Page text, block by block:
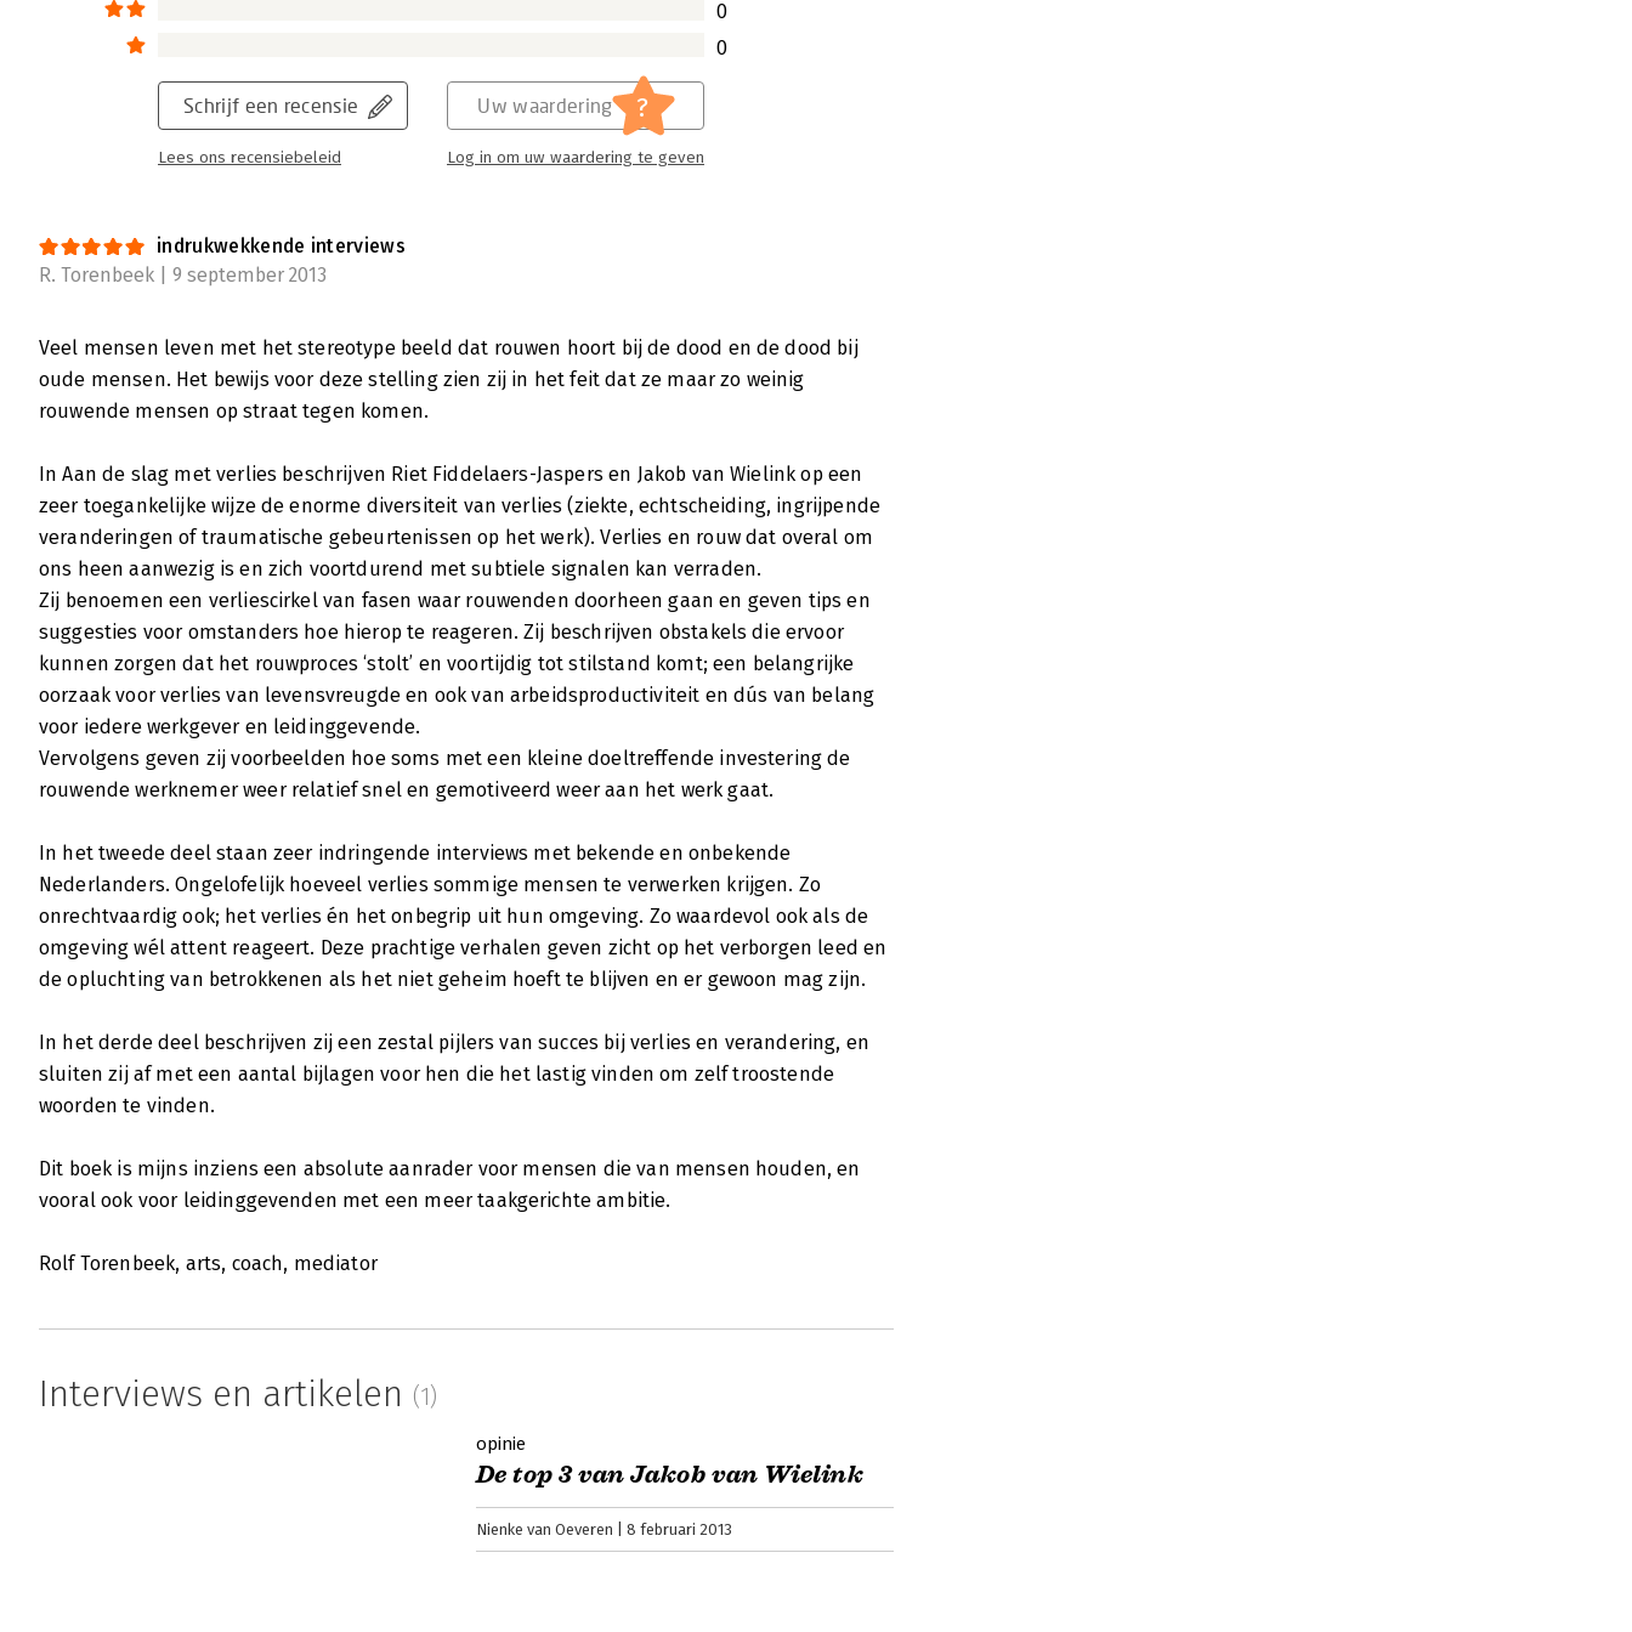
0
0
Schrijf een recensie
Lees ons recensiebeleid
Uw waardering ?
Log in om uw waardering te geven
indrukwekkende interviews
R. Torenbeek | 9 september 2013
Veel mensen leven met het stereotype beeld dat rouwen hoort bij de dood en de dood bij
oude mensen. Het bewijs voor deze stelling zien zij in het feit dat ze maar zo weinig
rouwende mensen op straat tegen komen.
In Aan de slag met verlies beschrijven Riet Fiddelaers-Jaspers en Jakob van Wielink op een
zeer toegankelijke wijze de enorme diversiteit van verlies (ziekte, echtscheiding, ingrijpende
veranderingen of traumatische gebeurtenissen op het werk). Verlies en rouw dat overal om
ons heen aanwezig is en zich voortdurend met subtiele signalen kan verraden.
Zij benoemen een verliescirkel van fasen waar rouwenden doorheen gaan en geven tips en
suggesties voor omstanders hoe hierop te reageren. Zij beschrijven obstakels die ervoor
kunnen zorgen dat het rouwproces ‘stolt’ en voortijdig tot stilstand komt; een belangrijke
oorzaak voor verlies van levensvreugde en ook van arbeidsproductiviteit en dús van belang
voor iedere werkgever en leidinggevende.
Vervolgens geven zij voorbeelden hoe soms met een kleine doeltreffende investering de
rouwende werknemer weer relatief snel en gemotiveerd weer aan het werk gaat.
In het tweede deel staan zeer indringende interviews met bekende en onbekende
Nederlanders. Ongelofelijk hoeveel verlies sommige mensen te verwerken krijgen. Zo
onrechtvaardig ook; het verlies én het onbegrip uit hun omgeving. Zo waardevol ook als de
omgeving wél attent reageert. Deze prachtige verhalen geven zicht op het verborgen leed en
de opluchting van betrokkenen als het niet geheim hoeft te blijven en er gewoon mag zijn.
In het derde deel beschrijven zij een zestal pijlers van succes bij verlies en verandering, en
sluiten zij af met een aantal bijlagen voor hen die het lastig vinden om zelf troostende
woorden te vinden.
Dit boek is mijns inziens een absolute aanrader voor mensen die van mensen houden, en
vooral ook voor leidinggevenden met een meer taakgerichte ambitie.
Rolf Torenbeek, arts, coach, mediator
Interviews en artikelen (1)
opinie
De top 3 van Jakob van Wielink
Nienke van Oeveren 8 februari 2013